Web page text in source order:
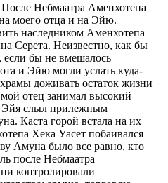
Небмаатра Аменхотепа
моего отца и на Эйю.
наследником Аменхотепа
Серета. Неизвестно, как бы
если бы не вмешалось
и Эйю могли услать куда-
доживать остаток жизни
отец занимал высокий
слыл прилежным
Каста горой встала на их
Хека Уасет побаивался
Амуна было все равно, кто
после Небмаатра
контролировали